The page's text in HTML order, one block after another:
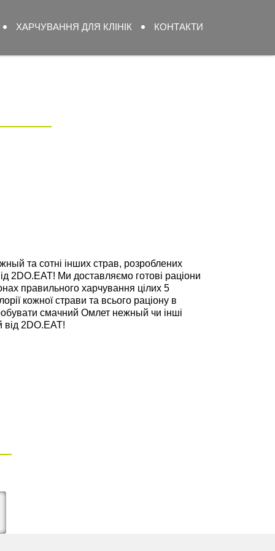
ХАРЧУВАННЯ ДЛЯ КЛІНІК КОНТАКТИ
та сотні інших страв, розроблених
Ми доставляємо готові раціони
правильного харчування цілих 5
кожної страви та всього раціону в
смачний Омлет нежный чи інші
від 2DO.EAT!